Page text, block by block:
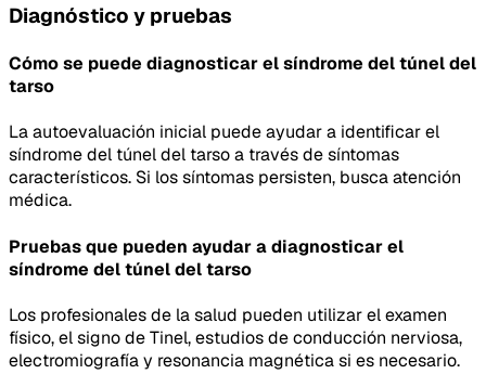
Diagnóstico y pruebas
Cómo se puede diagnosticar el síndrome del túnel del
tarso
La autoevaluación inicial puede ayudar a identificar el
síndrome del túnel del tarso a través de síntomas
característicos. Si los síntomas persisten, busca atención
médica.
Pruebas que pueden ayudar a diagnosticar el
síndrome del túnel del tarso
Los profesionales de la salud pueden utilizar el examen
físico, el signo de Tinel, estudios de conducción nerviosa,
electromiografía y resonancia magnética si es necesario.